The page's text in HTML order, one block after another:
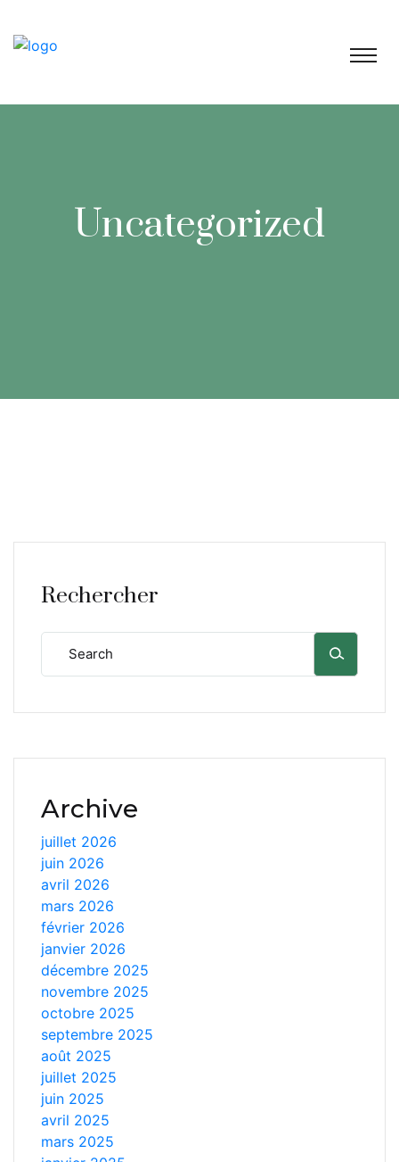
Uncategorized
Rechercher
Archive
juillet 2026
juin 2026
avril 2026
mars 2026
février 2026
janvier 2026
décembre 2025
novembre 2025
octobre 2025
septembre 2025
août 2025
juillet 2025
juin 2025
avril 2025
mars 2025